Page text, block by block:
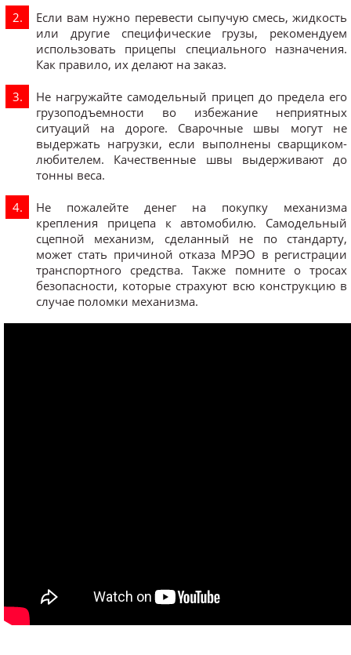
Если вам нужно перевести сыпучую смесь, жидкость
или другие специфические грузы, рекомендуем
использовать прицепы специального назначения.
Как правило, их делают на заказ.
Не нагружайте самодельный прицеп до предела его
грузоподъемности во избежание неприятных
ситуаций на дороге. Сварочные швы могут не
выдержать нагрузки, если выполнены сварщиком-
любителем. Качественные швы выдерживают до
тонны веса.
Не пожалейте денег на покупку механизма
крепления прицепа к автомобилю. Самодельный
сцепной механизм, сделанный не по стандарту,
может стать причиной отказа МРЭО в регистрации
транспортного средства. Также помните о тросах
безопасности, которые страхуют всю конструкцию в
случае поломки механизма.